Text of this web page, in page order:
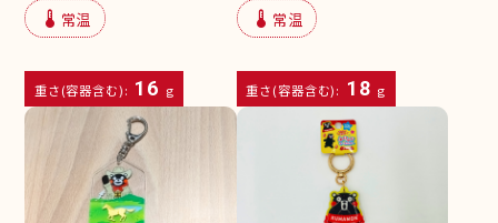
device_thermostat 常温
重さ(容器含む): 16 g
device_thermostat 常温
重さ(容器含む): 18 g